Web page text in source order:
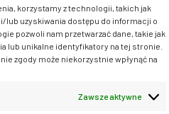
korzystamy z technologii, takich jak
lub uzyskiwania dostępu do informacji o
pozwoli nam przetwarzać dane, takie jak
lub unikalne identyfikatory na tej stronie.
zgody może niekorzystnie wpłynąć na
Zawsze aktywne
otwarcia:
materiały wizualne